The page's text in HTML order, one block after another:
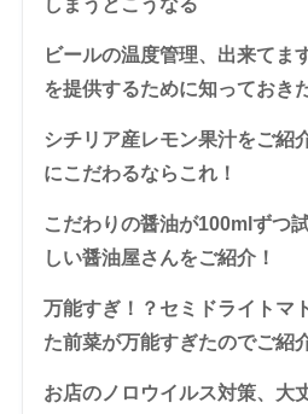
ビールの温度管理、出来てま
を提供するために知っておき
シチリア産レモン果汁をご紹
にこだわるならこれ！
こだわりの醤油が100mlずつ
しい醤油屋さんをご紹介！
万能すぎ！？セミドライトマ
た前菜が万能すぎたのでご紹
お店のノロウイルス対策、大